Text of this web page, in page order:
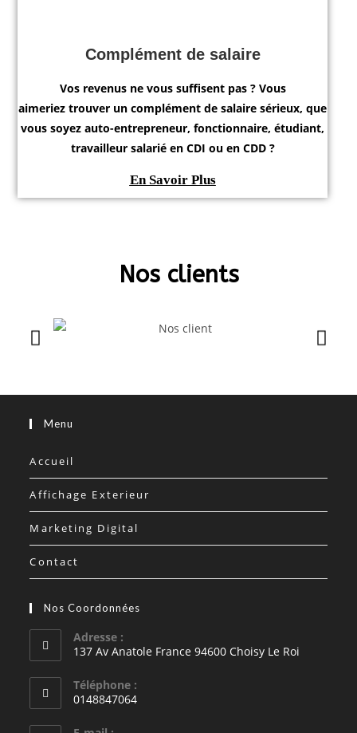
Complément de salaire
Vos revenus ne vous suffisent pas ? Vous
aimeriez trouver un complément de salaire sérieux, que
vous soyez auto-entrepreneur, fonctionnaire, étudiant,
travailleur salarié en CDI ou en CDD ?
En Savoir Plus
Nos clients
Menu
Accueil
Affichage Exterieur
Marketing Digital
Contact
Nos Coordonnées
Adresse :
137 Av Anatole France 94600 Choisy Le Roi
Téléphone :
0148847064